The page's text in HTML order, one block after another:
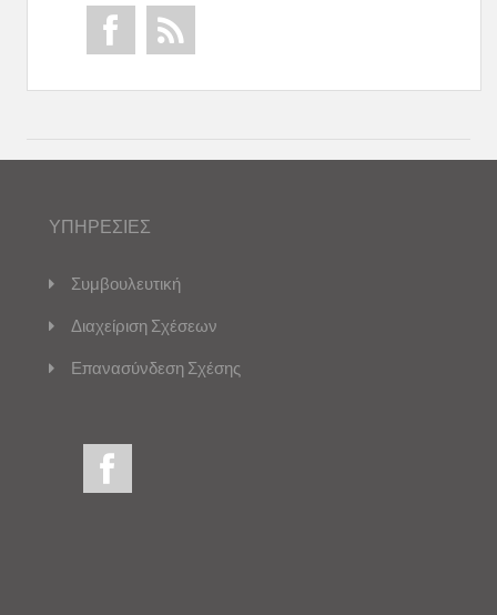
ΥΠΗΡΕΣΙΕΣ
Συμβουλευτική
Διαχείριση Σχέσεων
Επανασύνδεση Σχέσης